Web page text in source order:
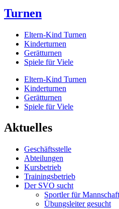
Turnen
Eltern-Kind Turnen
Kinderturnen
Gerätturnen
Spiele für Viele
Eltern-Kind Turnen
Kinderturnen
Gerätturnen
Spiele für Viele
Aktuelles
Geschäftsstelle
Abteilungen
Kursbetrieb
Trainingsbetrieb
Der SVO sucht
Sportler für
Übungsleiter gesucht